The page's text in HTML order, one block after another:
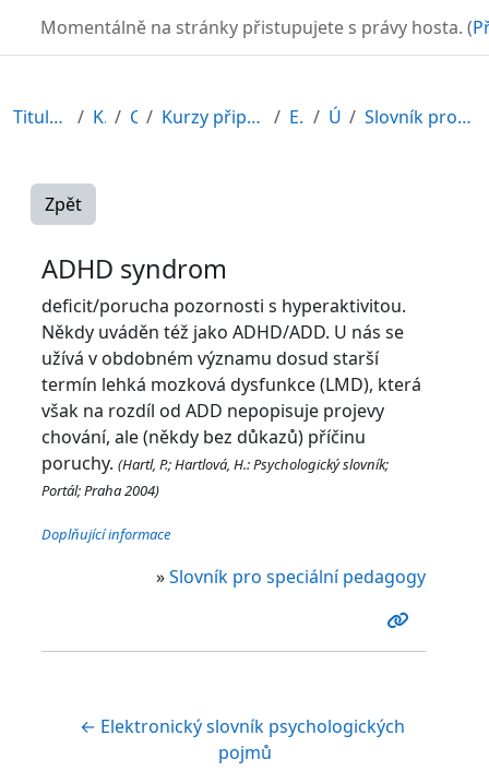
TURBO
Momentálně na stránky přistupujete s právy hosta. (
Titulní stránka Kurzy CDV Kurzy připravené v rámci ESF EDU-V Úvod Slovník pro speciální pedagogy
Zpět
ADHD syndrom
deficit/porucha pozornosti s hyperaktivitou.
Někdy uváděn též jako ADHD/ADD. U nás se
užívá v obdobném významu dosud starší
termín lehká mozková dysfunkce (LMD), která
však na rozdíl od ADD nepopisuje projevy
chování, ale (někdy bez důkazů) příčinu
poruchy.(Hartl, P.; Hartlová, H.: Psychologický slovník;
Portál; Praha 2004)
Doplňující informace
»Slovník pro speciální pedagogy
← Elektronický slovník psychologických
pojmů